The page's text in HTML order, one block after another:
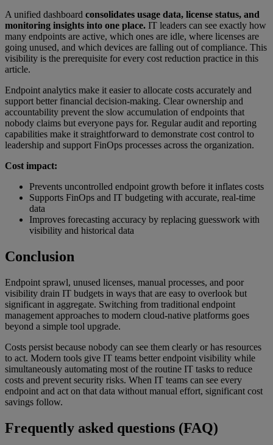
A unified dashboard consolidates usage data, license status, and
monitoring insights into one place. IT leaders can see exactly how
many endpoints are active, which ones are idle, where licenses are
going unused, and which devices are falling out of compliance. This
visibility is the prerequisite for every cost reduction practice in this
article.
Endpoint analytics make it easier to allocate costs accurately and
support better financial decision-making. Clear ownership and
accountability prevent the slow accumulation of endpoints that
nobody claims but everyone pays for. Regular audit and reporting
capabilities make it straightforward to demonstrate cost control to
leadership and support FinOps processes across the organization.
Cost impact:
Prevents uncontrolled endpoint growth before it inflates costs
Supports FinOps and IT budgeting with accurate, real-time
data
Improves forecasting accuracy by replacing guesswork with
visibility and historical data
Conclusion
Endpoint sprawl, unused licenses, manual processes, and poor
visibility drain IT budgets in ways that are easy to overlook but
significant in aggregate. Switching from traditional endpoint
management approaches to modern cloud-native platforms goes
beyond a simple tool upgrade.
Costs persist because nobody can see them clearly or has resources
to act. Modern tools give IT teams better endpoint visibility while
simultaneously automating most of the routine IT tasks to reduce
costs and prevent security risks. When IT teams can see every
endpoint and act on that data without manual effort, significant cost
savings follow.
Frequently asked questions (FAQ)